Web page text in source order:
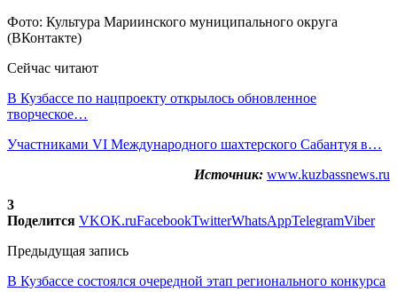
Фото: Культура Мариинского муниципального округа
(ВКонтакте)
Сейчас читают
В Кузбассе по нацпроекту открылось обновленное
творческое…
Участниками VI Международного шахтерского Сабантуя в…
Источник: www.kuzbassnews.ru
3
Поделится VKOK.ruFacebookTwitterWhatsAppTelegramViber
Предыдущая запись
В Кузбассе состоялся очередной этап регионального конкурса